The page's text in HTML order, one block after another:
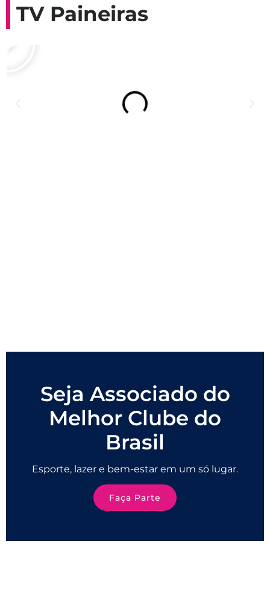
TV Paineiras
Seja Associado do
Melhor Clube do
Brasil
Esporte, lazer e bem-estar em um só lugar.
Faça Parte